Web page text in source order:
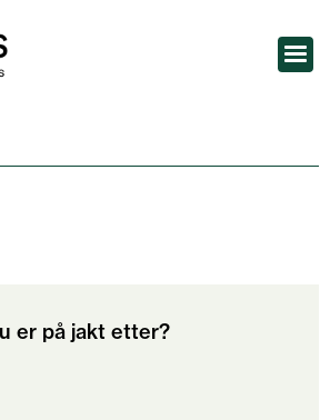
er på jakt etter?